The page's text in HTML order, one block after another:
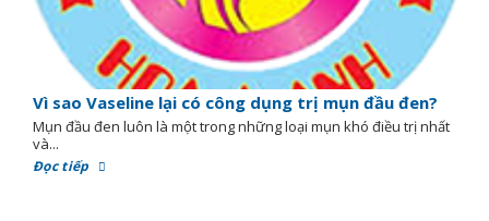
Vì sao Vaseline lại có công dụng trị mụn đầu đen?
Mụn đầu đen luôn là một trong những loại mụn khó điều trị nhất
và...
Đọc tiếp